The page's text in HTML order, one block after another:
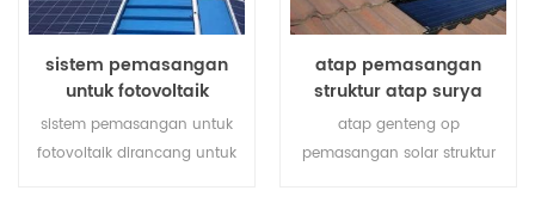
sistem pemasangan
untuk fotovoltaik
sistem pemasangan untuk
fotovoltaik dirancang untuk
atap pemasangan
struktur atap surya
atap genteng op
pemasangan solar struktur